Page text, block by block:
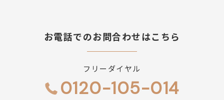
お電話でのお問合わせはこちら
フリーダイヤル
0120-105-014